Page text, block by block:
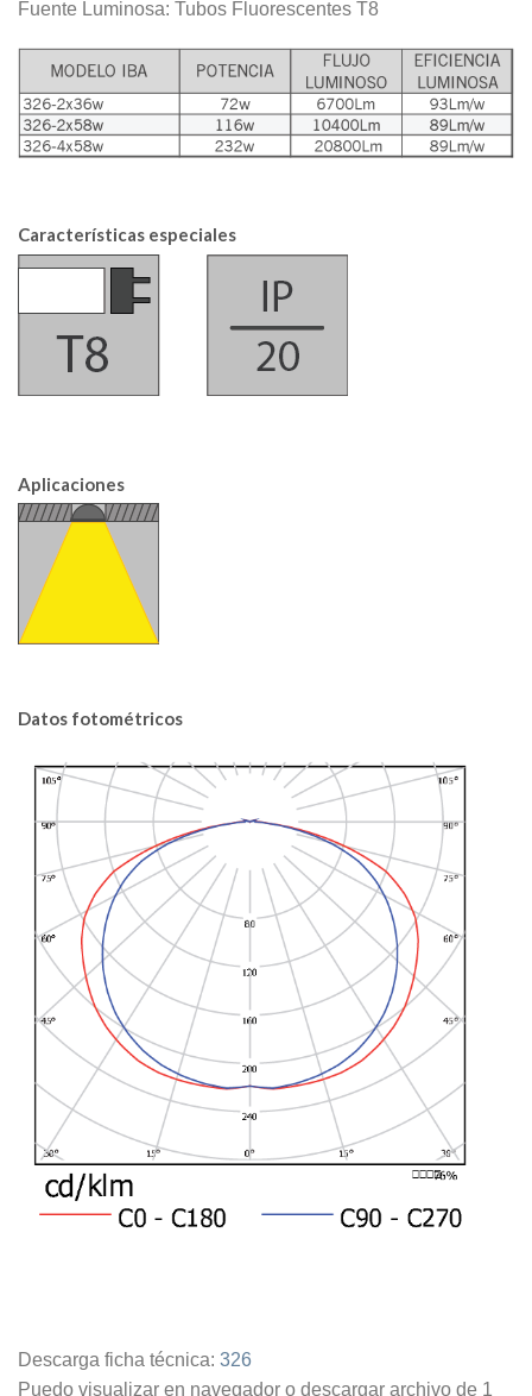
Fuente Luminosa: Tubos Fluorescentes T8
Características especiales
Aplicaciones
Datos fotométricos
Descarga ficha técnica: 326
Puedo visualizar en navegador o descargar archivo de 1